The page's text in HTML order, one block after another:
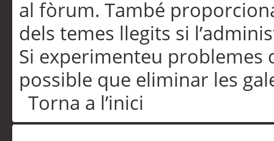
al fòrum. També
dels temes llegits si
Si experimenteu problemes
possible que eliminar les
Torna a l’inici